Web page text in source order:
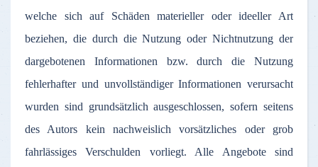
welche
sich auf Schäden materieller oder ideellerArt
beziehen, die durch dieNutzung oder Nichtnutzung der
dargebotenen
Informationen bzw.durch dieNutzung
fehlerhafterund unvollständiger Informationen verursacht
wurden sind grundsätzlich ausgeschlossen,sofern seitens
des Autors kein nachweislich vorsätzliches oder
grob
fahrlässiges
Verschulden vorliegt. Alle Angebote
sind